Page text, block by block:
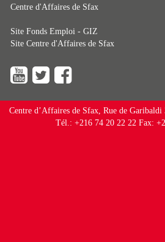
Centre d'Affaires de Sfax
Site Fonds Emploi - GIZ
Site Centre d'Affaires de Sfax
Centre d’Affaires de Sfax, Rue de
Tél.: +216 74 20 22 22 Fax: